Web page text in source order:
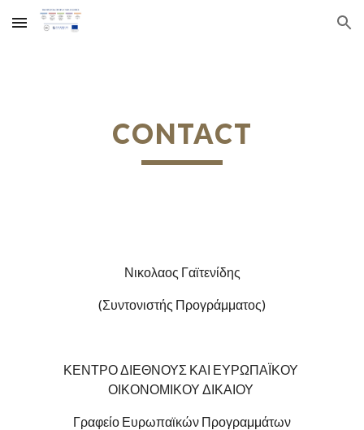
Skip to main content Skip to navigation
CONTACT
Νικολαος Γαϊτενίδης
(Συντονιστής Προγράμματος)
ΚΕΝΤΡΟ ΔΙΕΘΝΟΥΣ ΚΑΙ ΕΥΡΩΠΑΪΚΟΥ
ΟΙΚΟΝΟΜΙΚΟΥ ΔΙΚΑΙΟΥ
Γραφείο Ευρωπαϊκών Προγραμμάτων